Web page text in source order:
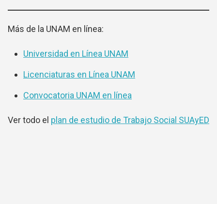
Más de la UNAM en línea:
Universidad en Línea UNAM
Licenciaturas en Línea UNAM
Convocatoria UNAM en línea
Ver todo el plan de estudio de Trabajo Social SUAyED